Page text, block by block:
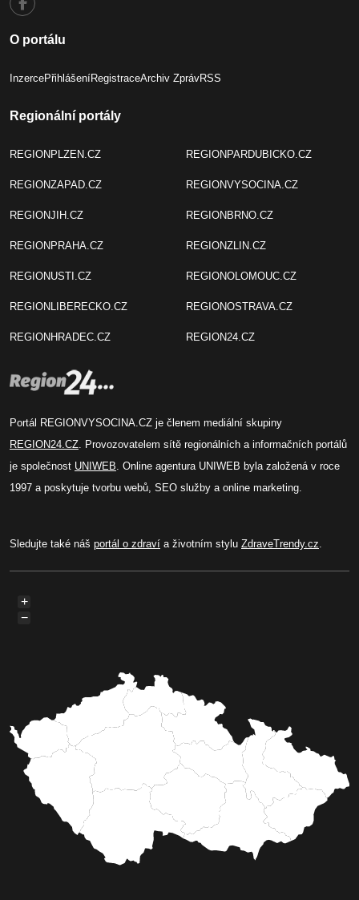
O portálu
InzercePřihlášeníRegistraceArchiv ZprávRSS
Regionální portály
REGIONPLZEN.CZ
REGIONZAPAD.CZ
REGIONJIH.CZ
REGIONPRAHA.CZ
REGIONUSTI.CZ
REGIONLIBERECKO.CZ
REGIONHRADEC.CZ
REGIONPARDUBICKO.CZ
REGIONVYSOCINA.CZ
REGIONBRNO.CZ
REGIONZLIN.CZ
REGIONOLOMOUC.CZ
REGIONOSTRAVA.CZ
REGION24.CZ
Portál REGIONVYSOCINA.CZ je členem mediální skupiny
REGION24.CZ . Provozovatelem sítě regionálních a informačních portálů
je společnost UNIWEB . Online agentura UNIWEB byla založená v roce
1997 a poskytuje tvorbu webů, SEO služby a online marketing.
Sledujte také náš portál o zdraví a životním stylu ZdraveTrendy.cz
+
−